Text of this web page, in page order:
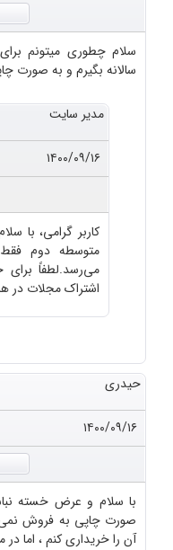
سلام چطوری میتونم
سالانه بگیرم و به صورت
مدیر سایت
۱۴۰۰/۰۹/۱۶
اشتراک مجلات در
حیدری
۱۴۰۰/۰۹/۱۶
با سلام و عرض خسته
صورت چاپی به فروش نمی
آن را خریداری کنم ، اما در